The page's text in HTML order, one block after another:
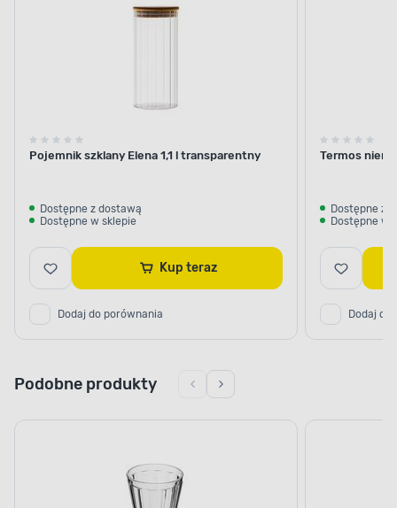
Pojemnik szklany Elena 1,1 l transparentny
Dostępne z dostawą
Dostępne w sklepie
Kup teraz
Dodaj do porównania
Termos
Dostępne z
Dostępne w
Dodaj do
Podobne produkty